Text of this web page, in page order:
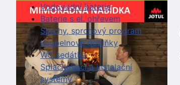
Vodovodní baterie
Baterie s el. ohřevem
Sprchy, sprchový program
Koupelnové doplňky
WC sedátka
Splachovací a instalační
systémy